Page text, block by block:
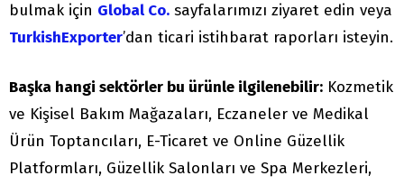
bulmak için Global Co. sayfalarımızı ziyaret edin veya
TurkishExporter’dan ticari istihbarat raporları isteyin.
Başka hangi sektörler bu ürünle ilgilenebilir: Kozmetik
ve Kişisel Bakım Mağazaları, Eczaneler ve Medikal
Ürün Toptancıları, E-Ticaret ve Online Güzellik
Platformları, Güzellik Salonları ve Spa Merkezleri,